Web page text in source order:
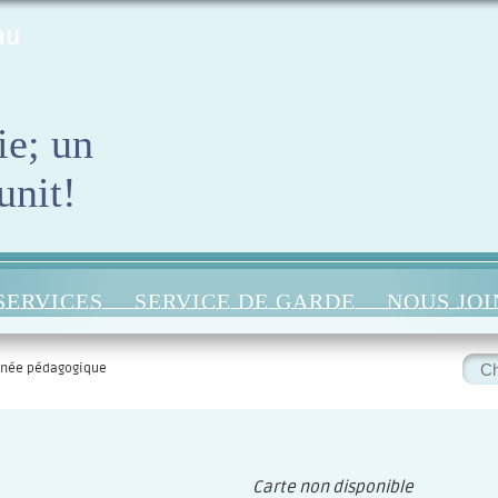
un
SERVICE DE GARDE NOUS
pédagogique
:
Carte non disponible